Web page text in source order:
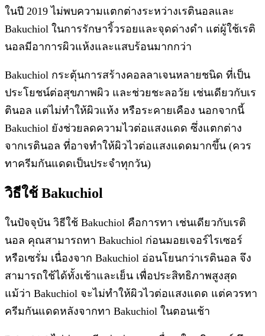
ในปี 2019 ไม่พบความแตกต่างระหว่างเรตินอลและ
Bakuchiol ในการรักษาริ้วรอยและจุดด่างดำ แต่ผู้ใช้เรติ
นอลมีอาการผิวแห้งและแสบร้อนมากกว่า
Bakuchiol กระตุ้นการสร้างคอลลาเจนหลายชนิด ที่เป็น
ประโยชน์ต่อสุขภาพผิว และช่วยชะลอวัย เช่นเดียวกับเร
ตินอล แต่ไม่ทำให้ผิวแห้ง หรือระคายเคือง นอกจากนี้
Bakuchiol ยังช่วยลดความไวต่อแสงแดด ซึ่งแตกต่าง
จากเรตินอล ที่อาจทำให้ผิวไวต่อแสงแดดมากขึ้น (ควร
ทาครีมกันแดดเป็นประจำทุกวัน)
วิธีใช้ Bakuchiol
ในปัจจุบัน วิธีใช้ Bakuchiol คือการทา เช่นเดียวกับเรติ
นอล คุณสามารถทา Bakuchiol ก่อนมอยเจอร์ไรเซอร์
หรือเซรั่ม เนื่องจาก Bakuchiol อ่อนโยนกว่าเรตินอล จึง
สามารถใช้ได้ทั้งเช้าและเย็น เพื่อประสิทธิภาพสูงสุด
แม้ว่า Bakuchiol จะไม่ทำให้ผิวไวต่อแสงแดด แต่ควรทา
ครีมกันแดดหลังจากทา Bakuchiol ในตอนเช้า